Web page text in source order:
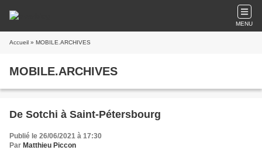
MENU
Accueil » MOBILE.ARCHIVES
MOBILE.ARCHIVES
De Sotchi à Saint-Pétersbourg
Publié le 26/06/2021 à 17:30
Par Matthieu Piccon